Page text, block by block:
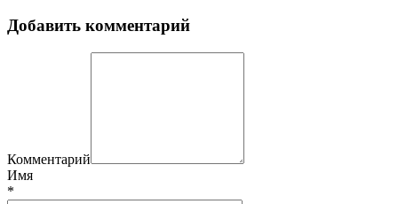
Добавить комментарий
Комментарий
Имя
*